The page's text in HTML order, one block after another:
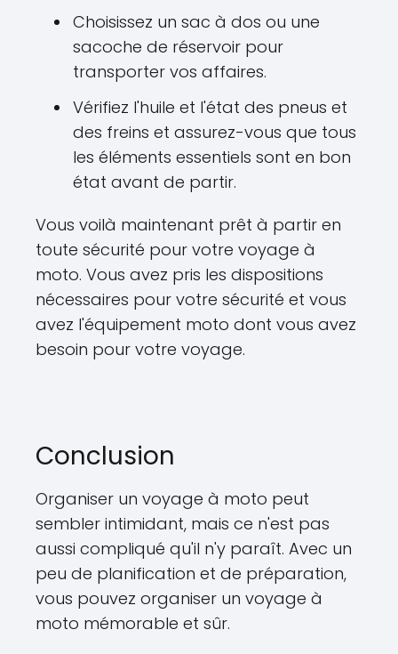
Choisissez un sac à dos ou une
sacoche de réservoir pour
transporter vos affaires.
Vérifiez l'huile et l'état des pneus et
des freins et assurez-vous que tous
les éléments essentiels sont en bon
état avant de partir.
Vous voilà maintenant prêt à partir en
toute sécurité pour votre voyage à
moto. Vous avez pris les dispositions
nécessaires pour votre sécurité et vous
avez l'équipement moto dont vous avez
besoin pour votre voyage.
Conclusion
Organiser un voyage à moto peut
sembler intimidant, mais ce n'est pas
aussi compliqué qu'il n'y paraît. Avec un
peu de planification et de préparation,
vous pouvez organiser un voyage à
moto mémorable et sûr.